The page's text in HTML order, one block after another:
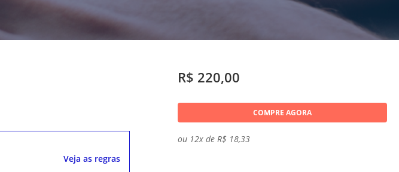
Veja as regras
R$ 220,00
COMPRE AGORA
ou 12x de R$ 18,33